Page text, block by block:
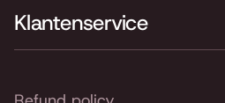
Klantenservice
Routebeschrijving